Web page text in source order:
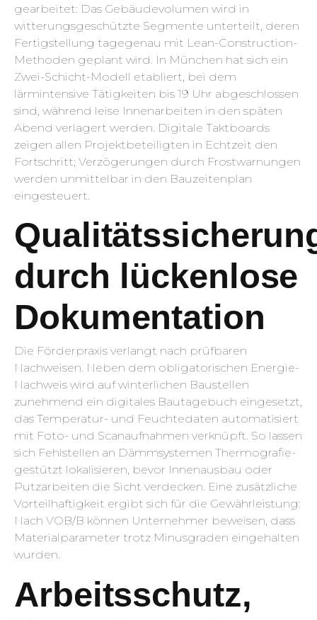
gearbeitet: Das Gebäudevolumen wird in
witterungsgeschützte Segmente unterteilt, deren
Fertigstellung tagegenau mit Lean-Construction-
Methoden geplant wird. In München hat sich ein
Zwei-Schicht-Modell etabliert, bei dem
lärmintensive Tätigkeiten bis 19 Uhr abgeschlossen
sind, während leise Innenarbeiten in den späten
Abend verlagert werden. Digitale Taktboards
zeigen allen Projektbeteiligten in Echtzeit den
Fortschritt; Verzögerungen durch Frostwarnungen
werden unmittelbar in den Bauzeitenplan
eingesteuert.
durch lückenlose
Dokumentation
Die Förderpraxis verlangt nach prüfbaren
Nachweisen. Neben dem obligatorischen Energie-
Nachweis wird auf winterlichen Baustellen
zunehmend ein digitales Bautagebuch eingesetzt,
das Temperatur- und Feuchtedaten automatisiert
mit Foto- und Scanaufnahmen verknüpft. So lassen
sich Fehlstellen an Dämmsystemen Thermografie-
gestützt lokalisieren, bevor Innenausbau oder
Putzarbeiten die Sicht verdecken. Eine zusätzliche
Vorteilhaftigkeit ergibt sich für die Gewährleistung:
Nach VOB/B können Unternehmer beweisen, dass
Materialparameter trotz Minusgraden eingehalten
wurden.
Arbeitsschutz,